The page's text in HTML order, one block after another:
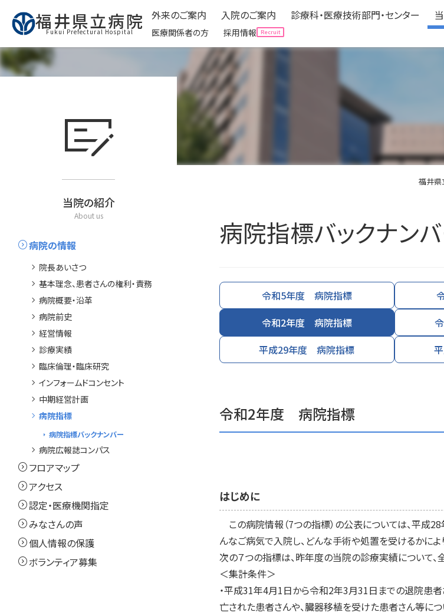
福井県立病院
Fukui Prefectural Hospital
外来のご案内
外来のご案内Ambulatory
外来受診に来られる方へ
予防接種について
看護外来・ケアをご利用の方へ
外来運営委員会
入院のご案内
入院のご案内
expand_circle_right
expand_circle_right
expand_circle_right
expand_circle_rightクリニカルパス（標準診療計画）
診療科・医療技術部門・センター
診療科（中央医療センター）
医療関係者の方 採用情報
福井県
病院指標バックナン
令和5年度 病院指標
令和2年度 病院指標
平成29年度 病院指標
令和2年度 病院指標
はじめに
この病院情報（7つの指標）の公表については、平成
んなご病気で入院し、どんな手術や処置を受けるかによ
次の７つの指標は、昨年度の当院の診療実績について、
＜集計条件＞
・平成31年4月1日から令和2年3月31日までの退院患
亡された患者さんや、臓器移植を受けた患者さん等につ
checkbook
当院の紹介
About us
expand_circle_right病院の情報
chevron_right 院長あいさつ
chevron_right基本理念、患者さんの権利・責務
chevron_right病院概要・沿革
chevron_right病院前史
chevron_right経営情報
chevron_right 診療実績
chevron_right臨床倫理・臨床研究
chevron_rightインフォームドコンセント
chevron_right 中期経営計画
chevron_right病院指標
arrow_right病院指標バックナンバー
chevron_right病院広報誌コンパス
expand_circle_rightフロアマップ
expand_circle_rightアクセス
expand_circle_right認定・医療機関指定
expand_circle_rightみなさんの声
expand_circle_right個人情報の保護
expand_circle_rightボランティア募集